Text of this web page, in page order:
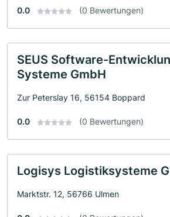
0.0 (0 Bewertungen)
SEUS Software-
Systeme GmbH
Zur Peterslay 16, 56154 Boppard
0.0 (0 Bewertungen)
Logisys Logistiksysteme
Marktstr. 12, 56766 Ulmen